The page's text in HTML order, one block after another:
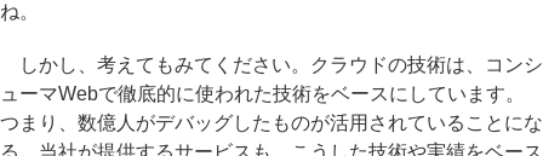
ね。
しかし、考えてもみてください。クラウドの技術は、コンシ
ューマWebで徹底的に使われた技術をベースにしています。
つまり、数億人がデバッグしたものが活用されていることにな
る。当社が提供するサービスも、こうした技術や実績をベース